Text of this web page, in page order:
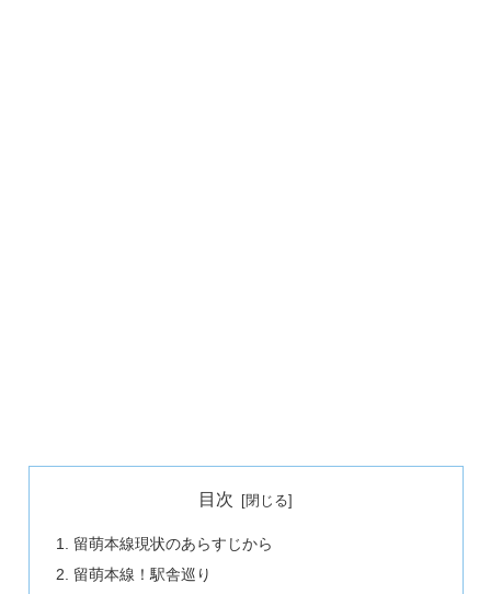
目次
留萌本線現状のあらすじから
留萌本線！駅舎巡り